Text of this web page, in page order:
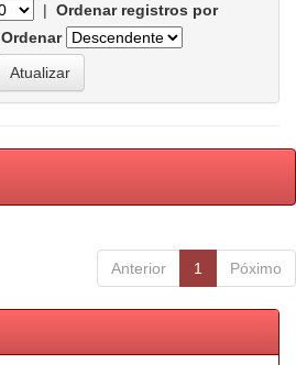
| Ordenar registros por
Ordenar
Anterior 1 Póximo